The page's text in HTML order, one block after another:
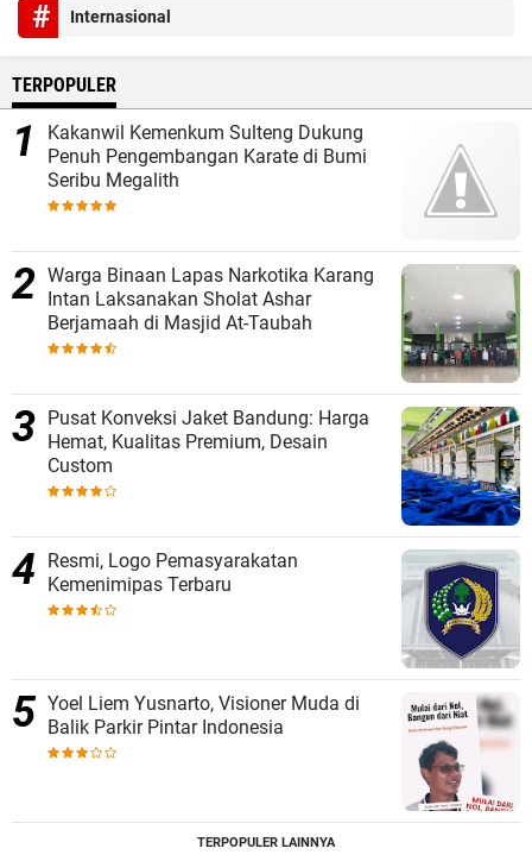
Internasional
TERPOPULER
Kakanwil Kemenkum Sulteng Dukung
Penuh Pengembangan Karate di Bumi
Seribu Megalith
Warga Binaan Lapas Narkotika Karang
Intan Laksanakan Sholat Ashar
Berjamaah di Masjid At-Taubah
Pusat Konveksi Jaket Bandung: Harga
Hemat, Kualitas Premium, Desain
Custom
Resmi, Logo Pemasyarakatan
Kemenimipas Terbaru
Yoel Liem Yusnarto, Visioner Muda di
Balik Parkir Pintar Indonesia
TERPOPULER LAINNYA